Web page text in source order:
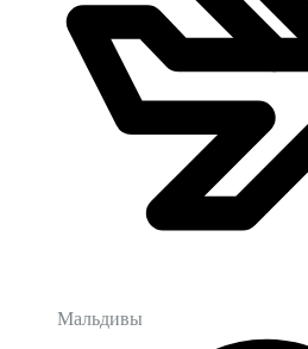
Мальдивы